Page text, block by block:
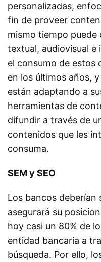
personalizadas,
fin de proveer
mismo tiempo
textual, audiovisual
el consumo de estos
en los últimos años,
están adaptando a
herramientas de
difundir a través de
contenidos que les
consuma.
SEM y SEO
Los bancos deberían
asegurará su
hoy casi un 80% de
entidad bancaria a
búsqueda. Por ello,